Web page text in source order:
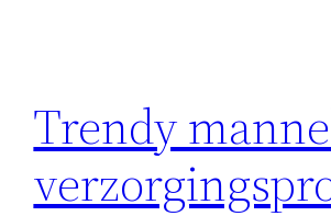
Trendy